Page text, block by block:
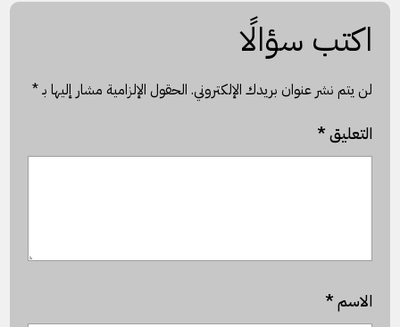
اكتب سؤالًا
لن يتم نشر عنوان بريدك الإلكتروني. الحقول الإلزامية مشار إليها بـ*
التعليق*
الاسم*